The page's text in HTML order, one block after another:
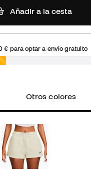
Añadir a la cesta
€ para optar a envío gratuito
Otros colores